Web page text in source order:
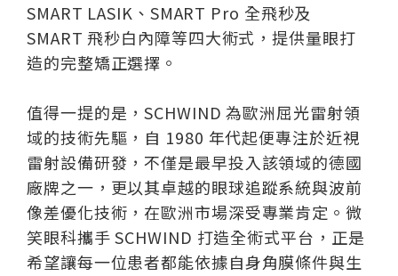
SMART LASIK、SMART Pro 全飛秒及
SMART 飛秒白內障等四大術式，提供量眼打
造的完整矯正選擇。
值得一提的是，SCHWIND 為歐洲屈光雷射領
域的技術先驅，自 1980 年代起便專注於近視
雷射設備研發，不僅是最早投入該領域的德國
廠牌之一，更以其卓越的眼球追蹤系統與波前
像差優化技術，在歐洲市場深受專業肯定。微
笑眼科攜手 SCHWIND 打造全術式平台，正是
希望讓每一位患者都能依據自身角膜條件與生